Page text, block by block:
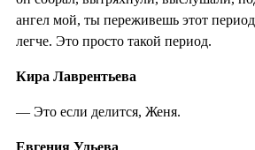
ангел мой, ты переживешь этот
легче. Это просто такой период.
Кира Лаврентьева
— Это если делится, Женя.
Евгения Ульева